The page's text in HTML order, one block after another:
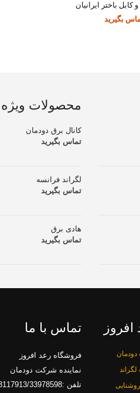
باختر ایرانیان
بگیرید
محصولات ویژه
کانال برق دودمان
تماس بگیرید
لگراند فرانسه
تماس بگیرید
هادی برق
تماس بگیرید
تماس با ما
فروشگاه رعد افروز
نماینده شرکت دودمان